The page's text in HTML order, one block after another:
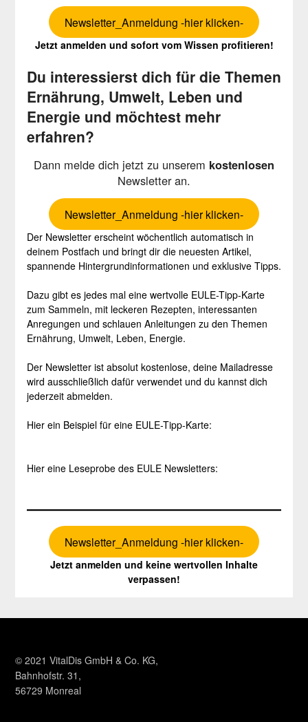
Newsletter_Anmeldung -hier klicken-
Jetzt anmelden und sofort vom Wissen profitieren!
Du interessierst dich für die Themen
Ernährung, Umwelt, Leben und
Energie und möchtest mehr
erfahren?
Dann melde dich jetzt zu unserem kostenlosen
Newsletter an.
Newsletter_Anmeldung -hier klicken-
Der Newsletter erscheint wöchentlich automatisch in
deinem Postfach und bringt dir die neuesten Artikel,
spannende Hintergrundinformationen und exklusive Tipps.
Dazu gibt es jedes mal eine wertvolle EULE-Tipp-Karte
zum Sammeln, mit leckeren Rezepten, interessanten
Anregungen und schlauen Anleitungen zu den Themen
Ernährung, Umwelt, Leben, Energie.
Der Newsletter ist absolut kostenlose, deine Mailadresse
wird ausschließlich dafür verwendet und du kannst dich
jederzeit abmelden.
Hier ein Beispiel für eine EULE-Tipp-Karte:
Hier eine Leseprobe des EULE Newsletters:
Newsletter_Anmeldung -hier klicken-
Jetzt anmelden und keine wertvollen Inhalte
verpassen!
© 2021 VitalDis GmbH & Co. KG,
Bahnhofstr. 31,
56729 Monreal